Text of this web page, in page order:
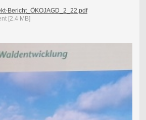
Bericht_ÖKOJAGD_2_22.pdf
[2.4 MB]